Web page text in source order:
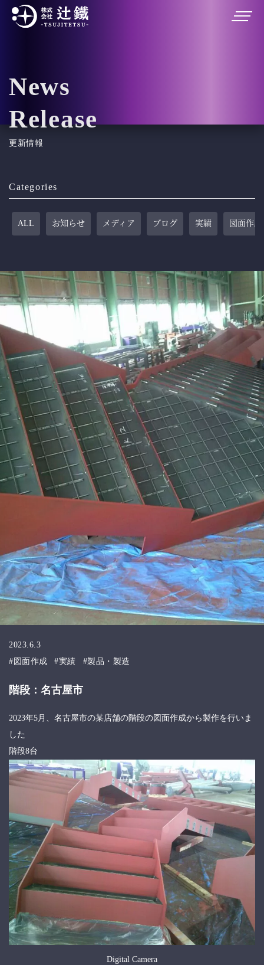
News
Release
更新情報
Categories
ALL お知らせ メディア ブログ 実績 図面作成
2023.6.3
図面作成
実績 製品・製造
階段：名古屋市
2023年5月、名古屋市の某店舗の階段の図面作成から製作を行いま
した
階段8台
Digital Camera